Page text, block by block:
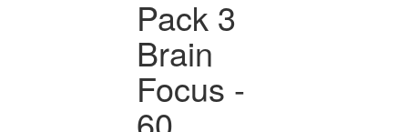
Pack 3
Brain
Focus -